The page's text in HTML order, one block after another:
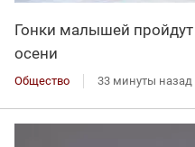
Гонки малышей
осени
Общество 33 минуты назад